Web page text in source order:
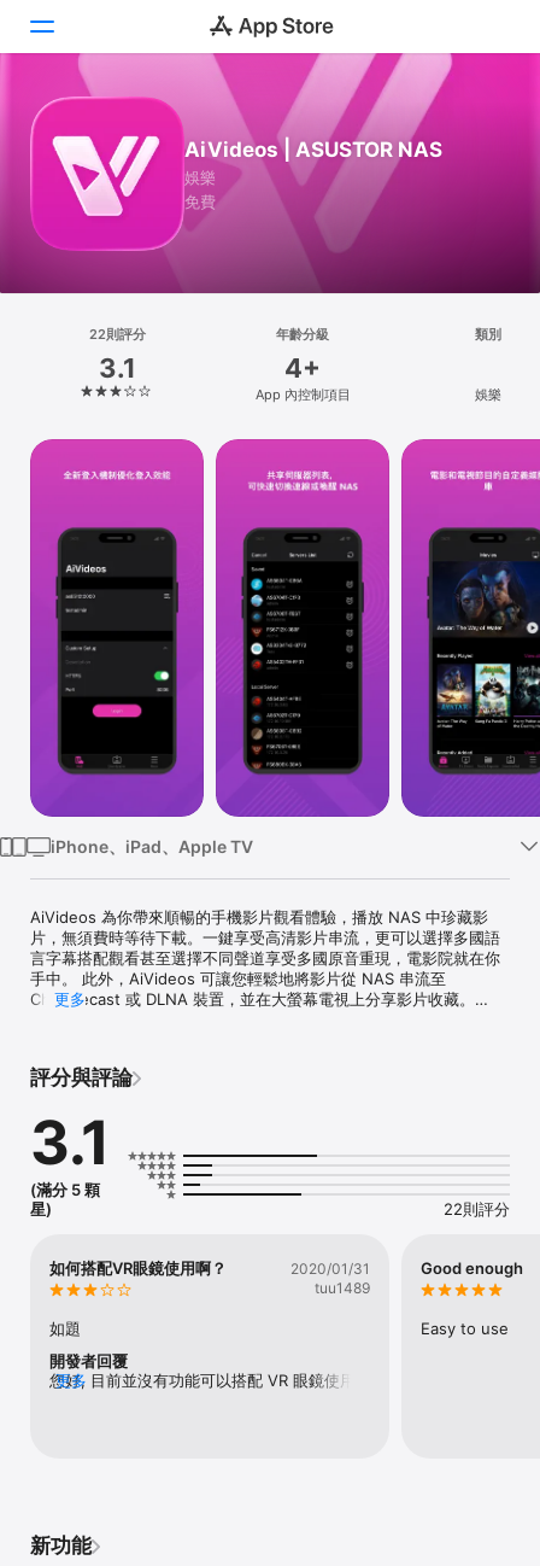
遊戲
App
搜尋
iPhone
iPad
Mac
TV
AiVideos | ASUSTOR NAS
娛樂
免費
22則評分
3.1
年齡分級
4+
App 內控制項目
類別
娛樂
iPhone、iPad、Apple TV
AiVideos 為你帶來順暢的手機影片觀看體驗，播放 NAS 中珍藏影
片，無須費時等待下載。一鍵享受高清影片串流，更可以選擇多國語
言字幕搭配觀看甚至選擇不同聲道享受多國原音重現，電影院就在你
手中。 此外，AiVideos 可讓您輕鬆地將影片從 NAS 串流至
Chromecast 或 DLNA 裝置，並在大螢幕電視上分享影片收藏。
- 高清影片串流
- 在多媒體總管上輕鬆瀏覽和查找影片
- 可直接播放影片或開啟其他播放器播放影片
- 支援外掛字幕與不同語音聲道
- 多種播放解析度選擇*
- 支援 Chromecast、DLNA 串流播放影片
*此功能因 NAS 型號而異
了解更多詳情，請參閱官網：
更多
評分與評論
3.1
(滿分 5 顆
星)
22則評分
如何搭配VR眼鏡使用啊？
2020/01/31
tuu1489
如題
開發者回覆
您好, 目前並沒有功能可以搭配 VR 眼鏡使用.
更多
Good enough
Easy to use
新功能